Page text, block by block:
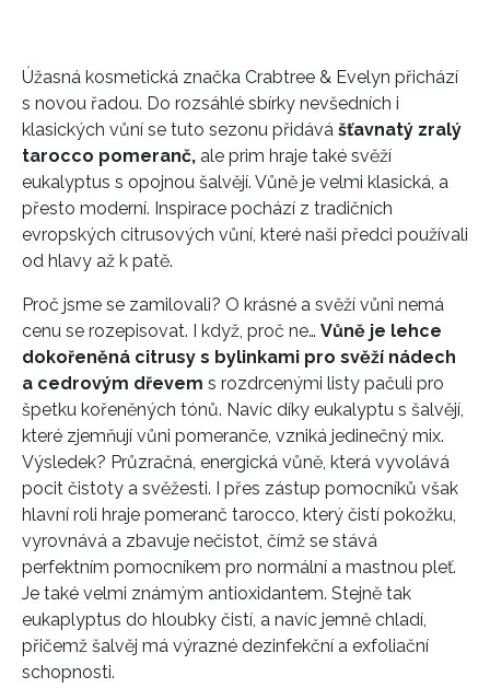
Úžasná kosmetická značka Crabtree & Evelyn přichází
s novou řadou. Do rozsáhlé sbírky nevšedních i
klasických vůní se tuto sezonu přidává šťavnatý zralý
tarocco pomeranč, ale prim hraje také svěží
eukalyptus s opojnou šalvějí. Vůně je velmi klasická, a
přesto moderní. Inspirace pochází z tradičních
evropských citrusových vůní, které naši předci používali
od hlavy až k patě.
Proč jsme se zamilovali? O krásné a svěží vůni nemá
cenu se rozepisovat. I když, proč ne… Vůně je lehce
dokořeněná citrusy s bylinkami pro svěží nádech
a cedrovým dřevem s rozdrcenými listy pačuli pro
špetku kořeněných tónů. Navíc díky eukalyptu s šalvějí,
které zjemňují vůni pomeranče, vzniká jedinečný mix.
Výsledek? Průzračná, energická vůně, která vyvolává
pocit čistoty a svěžesti. I přes zástup pomocníků však
hlavní roli hraje pomeranč tarocco, který čistí pokožku,
vyrovnává a zbavuje nečistot, čímž se stává
perfektním pomocníkem pro normální a mastnou pleť.
Je také velmi známým antioxidantem. Stejně tak
eukaplyptus do hloubky čistí, a navíc jemně chladí,
přičemž šalvěj má výrazné dezinfekční a exfoliační
schopnosti.